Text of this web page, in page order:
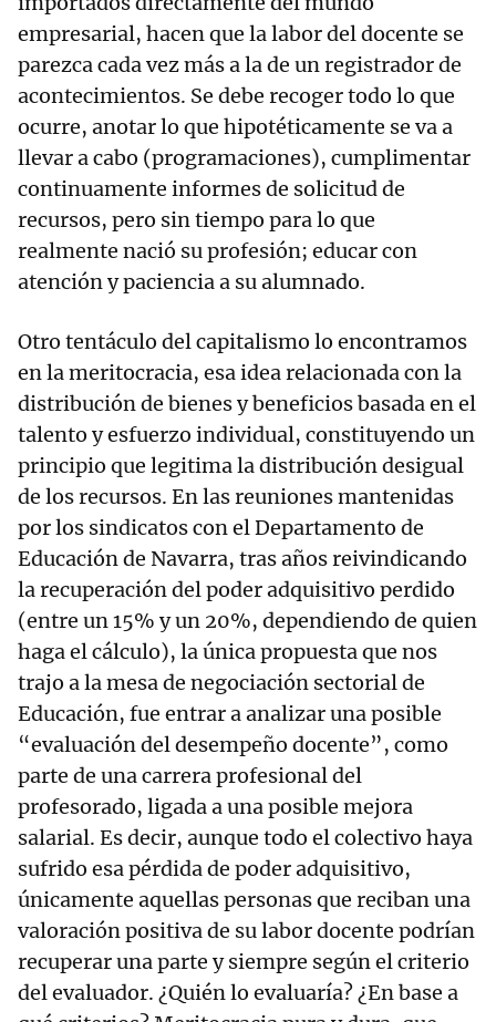
empresarial, hacen que la labor del docente se
parezca cada vez más a la de un registrador de
acontecimientos. Se debe recoger todo lo que
ocurre, anotar lo que hipotéticamente se va a
llevar a cabo (programaciones), cumplimentar
continuamente informes de solicitud de
recursos, pero sin tiempo para lo que
realmente nació su profesión; educar con
atención y paciencia a su alumnado.
Otro tentáculo del capitalismo lo encontramos
en la meritocracia, esa idea relacionada con la
distribución de bienes y beneficios basada en el
talento y esfuerzo individual, constituyendo un
principio que legitima la distribución desigual
de los recursos. En las reuniones mantenidas
por los sindicatos con el Departamento de
Educación de Navarra, tras años reivindicando
la recuperación del poder adquisitivo perdido
(entre un 15% y un 20%, dependiendo de quien
haga el cálculo), la única propuesta que nos
trajo a la mesa de negociación sectorial de
Educación, fue entrar a analizar una posible
“evaluación del desempeño docente”, como
parte de una carrera profesional del
profesorado, ligada a una posible mejora
salarial. Es decir, aunque todo el colectivo haya
sufrido esa pérdida de poder adquisitivo,
únicamente aquellas personas que reciban una
valoración positiva de su labor docente podrían
recuperar una parte y siempre según el criterio
del evaluador. ¿Quién lo evaluaría? ¿En base a